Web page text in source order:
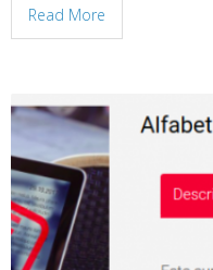
Read More